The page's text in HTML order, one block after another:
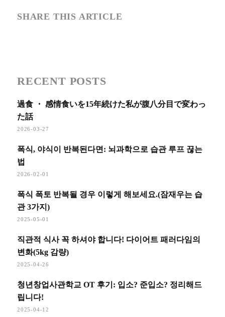
SHARE THIS ARTICLE
RECENT POSTS
過食 ・ 感情食いを15年続けた私が腹八分目で変わっ
た話
2026-03-27
폭식, 야식이 반복된다면: 뇌과학으로 습관 루프 끊는
법
2026-02-01
폭식 폭토 반복될 경우 이렇게 해보세요.(잠재우는 습
관 3가지)
2025-05-01
직관적 식사 꼭 하셔야 합니다! 다이어트 패러다임의
변화(5kg 감량)
2025-04-26
청년창업사관학교 OT 후기: 입소? 준입소? 정리해드
립니다!
2025-04-12